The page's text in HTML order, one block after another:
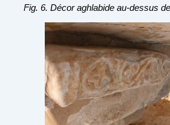
Fig. 6. Décor aghlabide au-dessus